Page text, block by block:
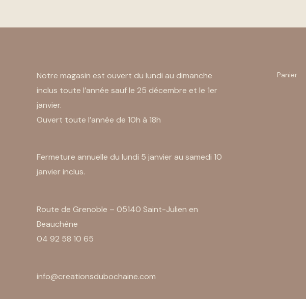
Notre magasin est ouvert du lundi au dimanche
inclus toute l’année sauf le 25 décembre et le 1er
janvier.
Ouvert toute l’année de 10h à 18h
Fermeture annuelle du lundi 5 janvier au samedi 10
janvier inclus.
Route de Grenoble – 05140 Saint-Julien en
Beauchêne
04 92 58 10 65
info@creationsdubochaine.com
Panier